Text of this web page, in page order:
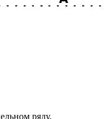
ряду,